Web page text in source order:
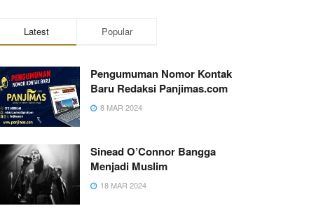
Latest Popular
Pengumuman Nomor Kontak
Baru Redaksi Panjimas.com
8 MAR 2024
Sinead O’Connor Bangga
Menjadi Muslim
18 MAR 2024